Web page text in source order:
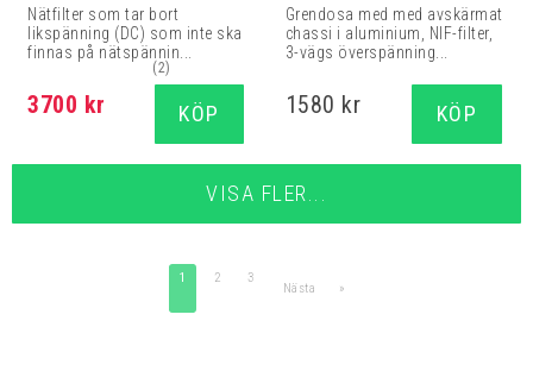
Nätfilter som tar bort
likspänning (DC) som inte ska
finnas på nätspännin...
(2)
3700 kr KÖP
Grendosa med med avskärmat
chassi i aluminium, NIF-filter,
3-vägs överspänning...
1580 kr KÖP
VISA FLER...
1 2 3
Nästa »